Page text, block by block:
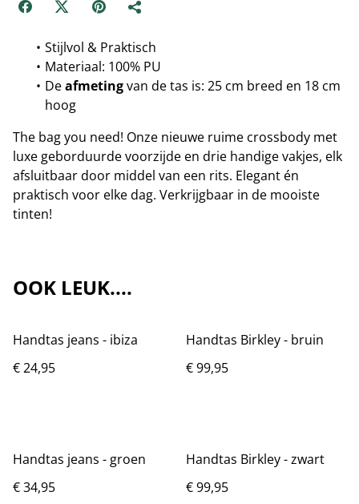
Stijlvol & Praktisch
Materiaal: 100% PU
Deafmetingvan de tas is: 25 cm breed en 18 cm
hoog
The bag you need! Onze nieuwe ruime crossbody met
luxe geborduurde voorzijde en drie handige vakjes, elk
afsluitbaar door middel van een rits. Elegant én
praktisch voor elke dag. Verkrijgbaar in de mooiste
tinten!
OOK LEUK....
Handtas jeans - ibiza
€ 24,95
Handtas Birkley - bruin
€ 99,95
Handtas jeans - groen
€ 34,95
Handtas Birkley - zwart
€ 99,95